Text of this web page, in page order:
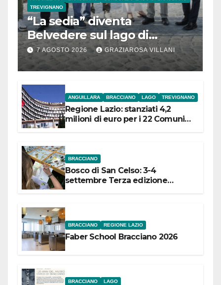
TREVIGNANO
“La sedia” diventa
Belvedere sul lago di
Bracciano: ieri
l’inaugurazione
7 AGOSTO 2026 GRAZIAROSA VILLANI
ANGUILLARA BRACCIANO LAGO TREVIGNANO
Regione Lazio: stanziati 4,2
milioni di euro per i 22 Comuni
BRACCIANO
Bosco di San Celso: 3-4
settembre Terza edizione
BRACCIANO REGIONE LAZIO
Faber School Bracciano 2026
BRACCIANO LAGO